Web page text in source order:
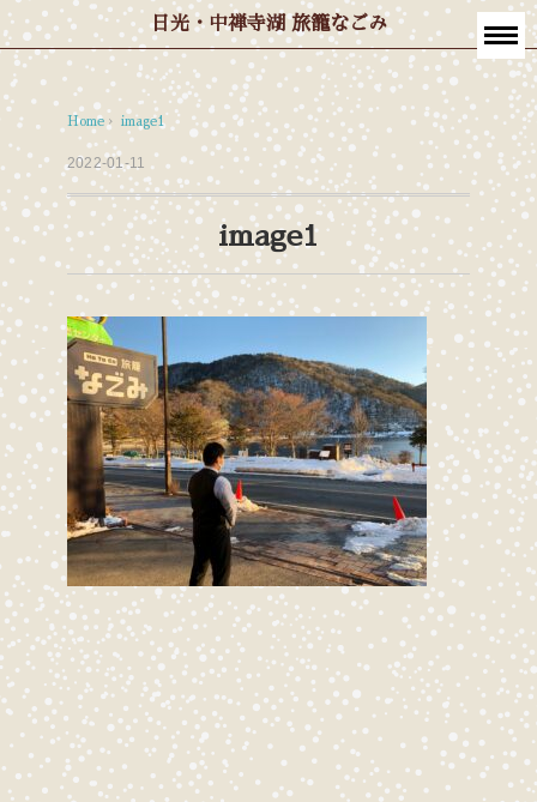
日光・中禅寺湖 旅籠なごみ
Home › image1
2022-01-11
image1